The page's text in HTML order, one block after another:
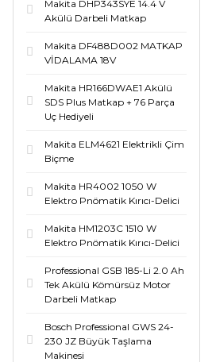
Makita DHP343SYE 14.4 V
Akülü Darbeli Matkap
Makita DF488D002 MATKAP
VİDALAMA 18V
Makita HR166DWAE1 Akülü
SDS Plus Matkap + 76 Parça
Uç Hediyeli
Makita ELM4621 Elektrikli Çim
Biçme
Makita HR4002 1050 W
Elektro Pnömatik Kırıcı-Delici
Makita HM1203C 1510 W
Elektro Pnömatik Kırıcı-Delici
Professional GSB 185-Li 2.0 Ah
Tek Akülü Kömürsüz Motor
Darbeli Matkap
Bosch Professional GWS 24-
230 JZ Büyük Taşlama
Makinesi